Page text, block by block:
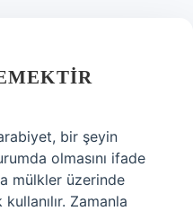
bir şeyin
olmasını ifade
mülkler üzerinde
Zamanla